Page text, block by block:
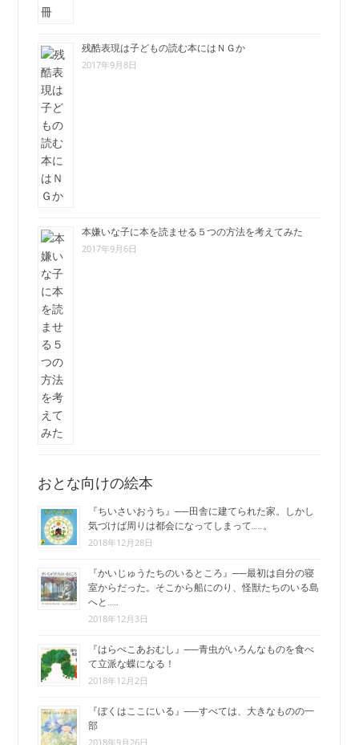
残酷表現は子どもの読む本にはＮＧか
2017年9月8日
本嫌いな子に本を読ませる５つの方法を考えてみた
2017年9月6日
おとな向けの絵本
『ちいさいおうち』──田舎に建てられた家。しかし
気づけば周りは都会になってしまって……。
2018年12月28日
『かいじゅうたちのいるところ』──最初は自分の寝
室からだった。そこから船にのり、怪獣たちのいる島
へと……
2018年12月3日
『はらぺこあおむし』──青虫がいろんなものを食べ
て立派な蝶になる！
2018年12月2日
『ぼくはここにいる』──すべては、大きなものの一
部
2018年9月26日